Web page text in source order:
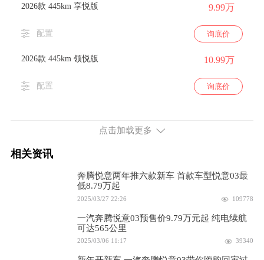
2026款 445km 享悦版 9.99万
配置 询底价
2026款 445km 领悦版 10.99万
配置 询底价
2025款 445km 欢悦版 10.99万
询底价
点击加载更多
相关资讯
奔腾悦意两年推六款新车 首款车型悦意03最
低8.79万起
2025/03/27 22:26 109778
一汽奔腾悦意03预售价9.79万元起 纯电续航
可达565公里
2025/03/06 11:17 39340